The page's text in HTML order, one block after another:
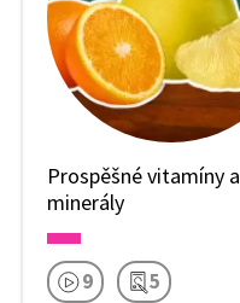
Prospěšné vitamíny a
minerály
9 5